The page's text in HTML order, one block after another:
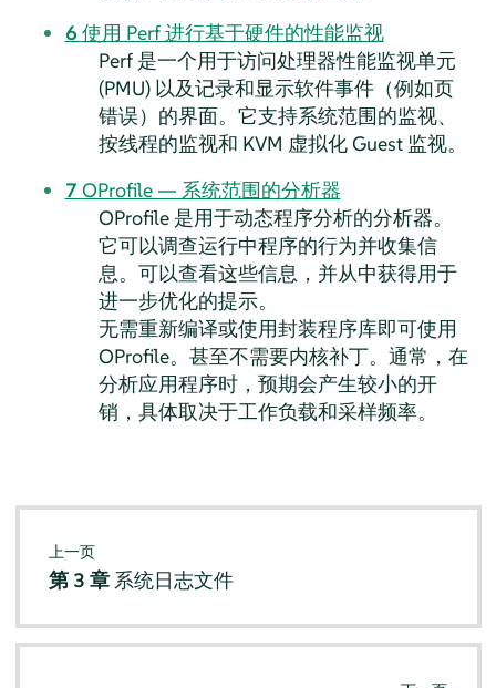
6 使用 Perf 进行基于硬件的性能监视
Perf 是一个用于访问处理器性能监视单元
(PMU) 以及记录和显示软件事件（例如页
错误）的界面。它支持系统范围的监视、
按线程的监视和 KVM 虚拟化 Guest 监视。
7 OProfile — 系统范围的分析器
OProfile 是用于动态程序分析的分析器。
它可以调查运行中程序的行为并收集信
息。可以查看这些信息，并从中获得用于
进一步优化的提示。
无需重新编译或使用封装程序库即可使用
OProfile。甚至不需要内核补丁。通常，在
分析应用程序时，预期会产生较小的开
销，具体取决于工作负载和采样频率。
上一页
第 3 章 系统日志文件